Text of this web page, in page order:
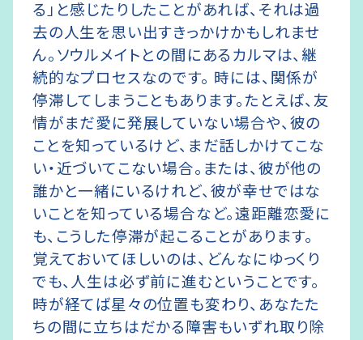
る」と感じたりしたことがあれば、それは過
去の人生を思い出すきっかけかもしれませ
ん。ソウルメイトとの間にあるカルマは、継
続的なプロセスなのです。 時には、関係が
停滞してしまうこともあります。たとえば、友
情がまだ愛に発展していない場合や、彼の
ことを知っているけど、まだ話しかけてこな
い・近づいてこない場合。または、彼が他の
誰かと一緒にいるけれど、彼が幸せではな
いことを知っている場合など。遠距離恋愛に
も、こうした停滞が起こることがあります。
覚えておいてほしいのは、どんなにゆっくり
でも、人生は必ず前に進むということです。
時が経てば星々の位置も変わり、あなたた
ちの間に立ちはだかる障害もいずれ取り除